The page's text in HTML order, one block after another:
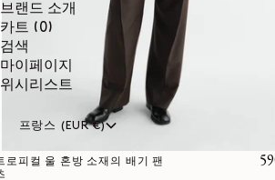
브랜드 소개
카트 (0)
검색
마이페이지
위시리스트
프랑스 (EUR €)
로피컬 울 혼방 소재의 배기 팬